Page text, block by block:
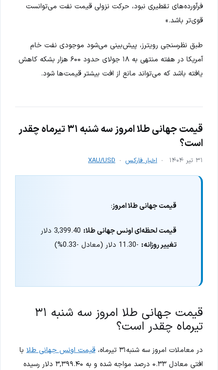
فرآورده‌های تقطیری نبود، حرکت نزولی قیمت نفت می‌توانست
قوی‌تر باشد.»
طبق نظرسنجی رویترز، پیش‌بینی می‌شود موجودی نفت خام
آمریکا در هفته منتهی به ۱۸ جولای حدود ۶۰۰ هزار بشکه کاهش
یافته باشد که می‌تواند مانع از افت بیشتر قیمت‌ها شود.
قیمت جهانی طلا امروز سه شنبه ۳۱ تیرماه چقدر
است؟
۳۱ تیر ۱۴۰۴ اخبار فارکس XAU/USD
قیمت جهانی طلا امروز:
قیمت لحظه‌ای اونس جهانی طلا:
تغییر روزانه: -11.30 دلار (معادل -0.33%)
قیمت جهانی طلا امروز سه شنبه ۳۱
تیرماه چقدر است؟
در معاملات امروز سه شنبه۳۱ تیرماه، قیمت اونس جهانی طلا با
افتی معادل ۰.۳۳ درصد مواجه شده و به ۳,۳۹۹.۴۰ دلار رسیده